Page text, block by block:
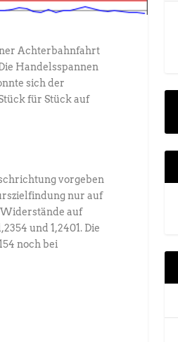
Achterbahnfahrt
Handelsspannen
sich der
für Stück auf
vorgeben
nur auf
Widerstände auf
und 1,2401. Die
noch bei